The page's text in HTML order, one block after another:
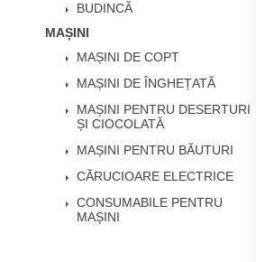
BUDINCĂ
MAȘINI
MAȘINI DE COPT
MAȘINI DE ÎNGHEȚATĂ
MAȘINI PENTRU DESERTURI
ȘI CIOCOLATĂ
MAȘINI PENTRU BĂUTURI
CĂRUCIOARE ELECTRICE
CONSUMABILE PENTRU
MAȘINI